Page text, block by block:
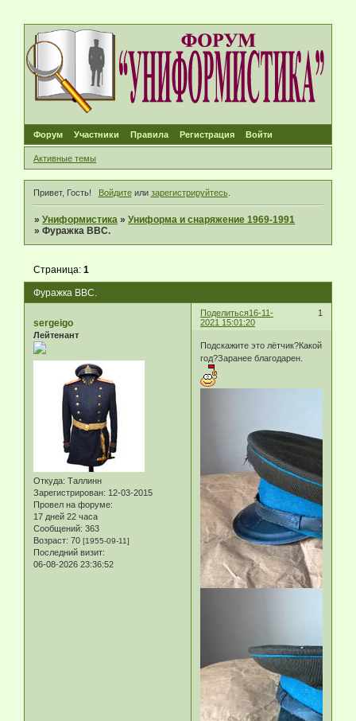
Форум Участники Правила Регистрация Войти
Активные темы
Привет, Гость! Войдитеили зарегистрируйтесь.
»Униформистика »Униформа и снаряжение 1969-1991
»Фуражка ВВС.
Фуражка ВВС.
Страница:1
Поделиться 1
16-11-
2021 15:01:20
sergeigo
Лейтенант
Откуда: Таллинн
Зарегистрирован: 12-03-2015
Провел на форуме:
17 дней 22 часа
Сообщений: 363
Возраст: 70 [1955-09-11]
Последний визит:
06-08-2026 23:36:52
Подскажите это лётчик?Какой
год?Заранее благодарен.